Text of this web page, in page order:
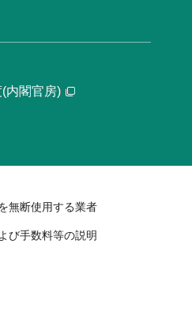
内閣官房)
無断使用する業者
び手数料等の説明